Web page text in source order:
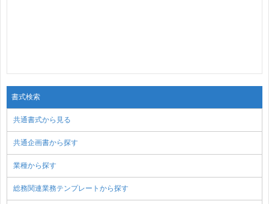
書式検索
共通書式から見る
共通企画書から探す
業種から探す
総務関連業務テンプレートから探す